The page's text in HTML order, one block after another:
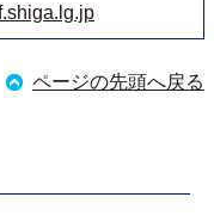
ページの先頭へ戻る